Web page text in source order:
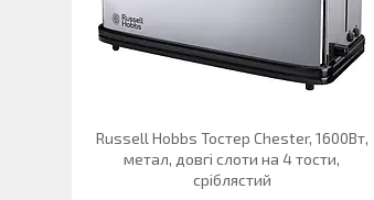
Russell Hobbs Тостер Chester, 1600Вт,
метал, довгі слоти на 4 тости,
сріблястий